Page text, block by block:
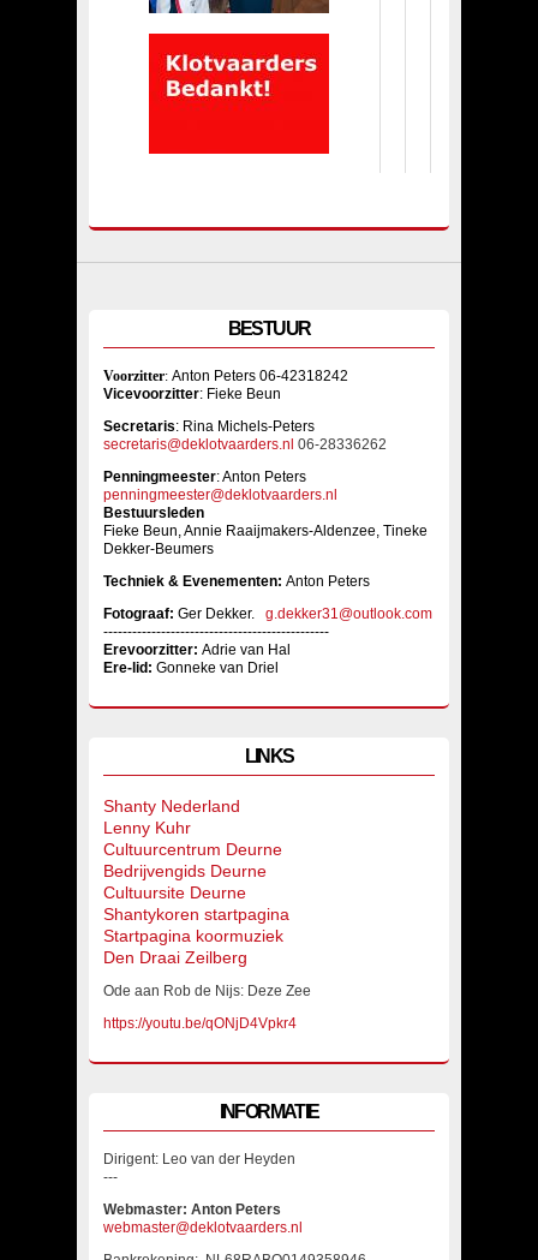
BESTUUR
Voorzitter: Anton Peters 06-42318242
Vicevoorzitter: Fieke Beun
Secretaris: Rina Michels-Peters
secretaris@deklotvaarders.nl 06-28336262
Penningmeester: Anton Peters
penningmeester@deklotvaarders.nl
Bestuursleden
Fieke Beun, Annie Raaijmakers-Aldenzee, Tineke
Dekker-Beumers
Techniek & Evenementen: Anton Peters
Fotograaf: Ger Dekker. g.dekker31@outlook.com
-----------------------------------------------
Erevoorzitter: Adrie van Hal
Ere-lid: Gonneke van Driel
LINKS
Shanty Nederland
Lenny Kuhr
Cultuurcentrum Deurne
Bedrijvengids Deurne
Cultuursite Deurne
Shantykoren startpagina
Startpagina koormuziek
Den Draai Zeilberg
Ode aan Rob de Nijs: Deze Zee
https://youtu.be/qONjD4Vpkr4
INFORMATIE
Dirigent: Leo van der Heyden
---
Webmaster: Anton Peters
webmaster@deklotvaarders.nl